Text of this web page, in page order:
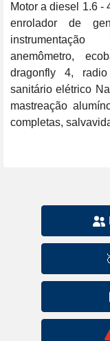
Motor a diesel 1.6 -
enrolador de
anemômetro,
dragonfly 4,
sanitário elétrico
mastreação
completas,